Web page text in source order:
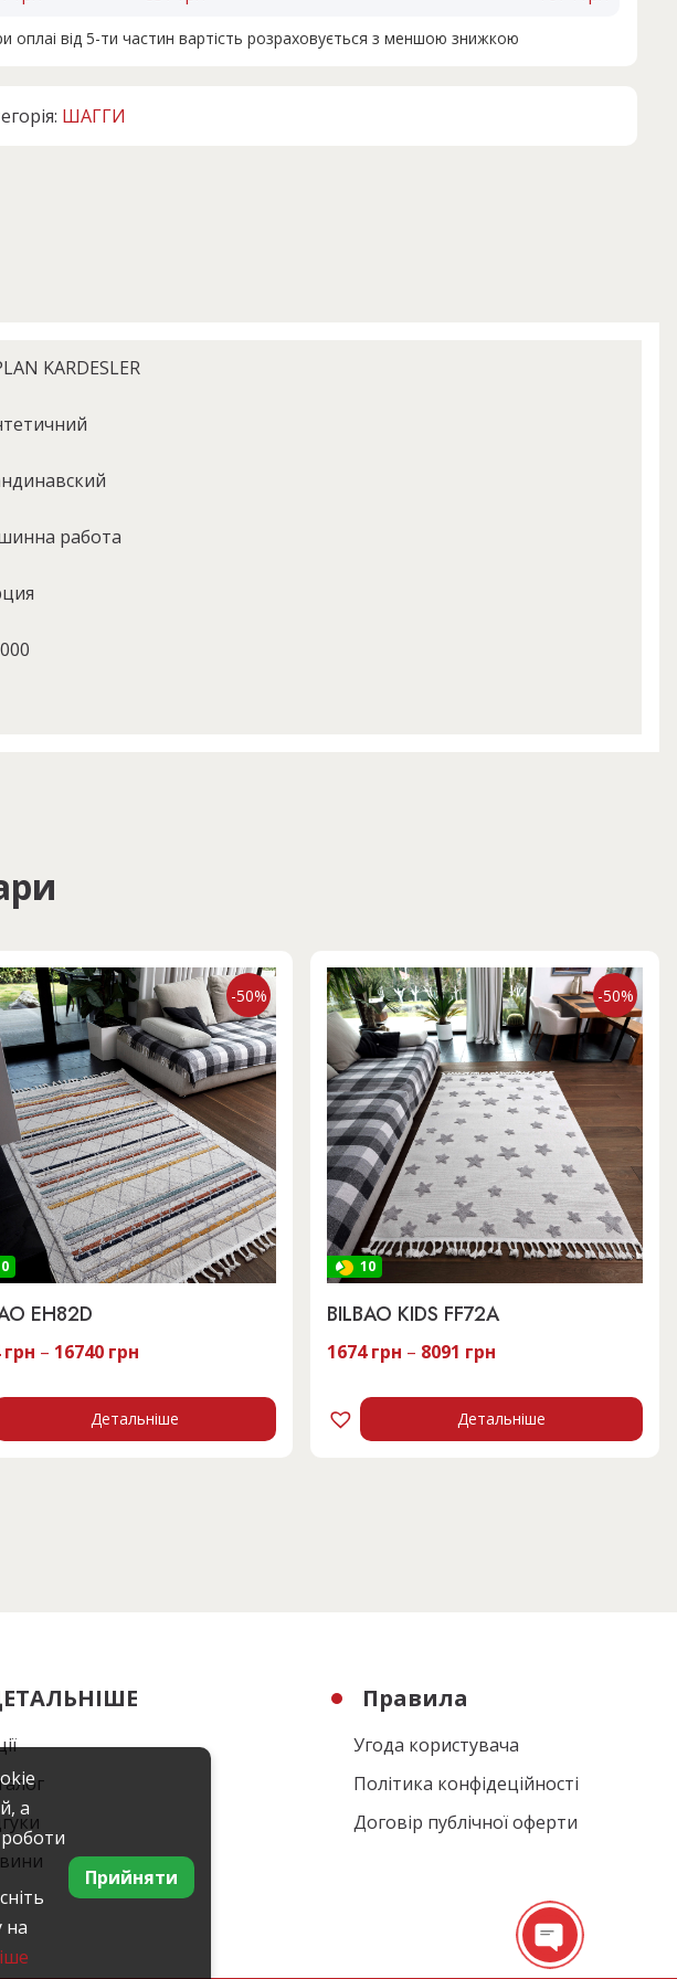
оплаі від 5-ти частин вартість розраховується з меншою знижкою
ШАГГИ
KARDESLER
работа
-50%
EH82D
грн – 16740 грн
Детальніше
10
-50%
BILBAO KIDS FF72A
1674грн – 8091 грн
Детальніше
Правила
Угода користувача
Політика конфідеційності
Договір публічної оферти
а
на
Прийняти